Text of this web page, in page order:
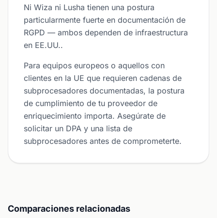
Ni Wiza ni Lusha tienen una postura
particularmente fuerte en documentación de
RGPD — ambos dependen de infraestructura
en EE.UU..
Para equipos europeos o aquellos con
clientes en la UE que requieren cadenas de
subprocesadores documentadas, la postura
de cumplimiento de tu proveedor de
enriquecimiento importa. Asegúrate de
solicitar un DPA y una lista de
subprocesadores antes de comprometerte.
Comparaciones relacionadas